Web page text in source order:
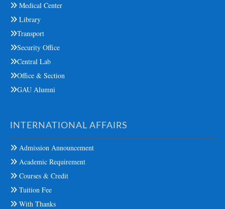
Medical Center
Library
Transport
Security Office
Central Lab
Office & Section
GAU Alumni
INTERNATIONAL AFFAIRS
Admission Announcement
Academic Requirement
Courses & Credit
Tuition Fee
With Thanks